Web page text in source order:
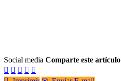
Social media Comparte este artículo
    